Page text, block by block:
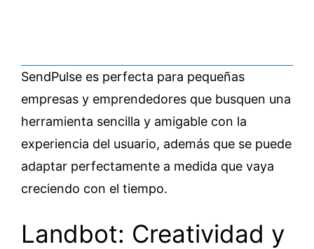
SendPulse es perfecta para pequeñas
empresas y emprendedores que busquen una
herramienta sencilla y amigable con la
experiencia del usuario, además que se puede
adaptar perfectamente a medida que vaya
creciendo con el tiempo.
Landbot: Creatividad y